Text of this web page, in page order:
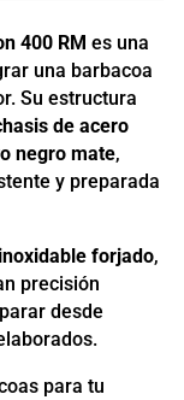
400 RM es una
una barbacoa
Su estructura
de acero
negro mate,
y preparada
forjado,
precisión
desde
para tu